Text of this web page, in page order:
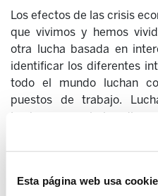
Esta página web usa
Los efectos de las crisis
que vivimos y hemos
otra lucha basada en
identificar los diferentes
todo el mundo luchan
puestos de trabajo.
Luchan por salarios
social. Luchan contra el
degradación social.
de sus familias.